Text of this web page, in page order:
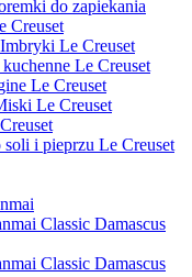
do zapiekania
Creuset
Le Creuset
Le Creuset
Le Creuset
Le Creuset
soli i pieprzu Le Creuset
Classic Damascus
Classic Damascus